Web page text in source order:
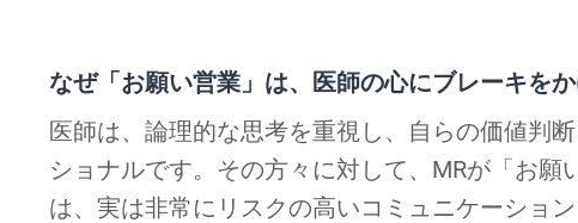
なぜ「お願い営業」は、医師の心にブレーキを
医師は、論理的な思考を重視し、自らの価値判
ショナルです。その方々に対して、MRが「お願
は、実は非常にリスクの高いコミュニケーション